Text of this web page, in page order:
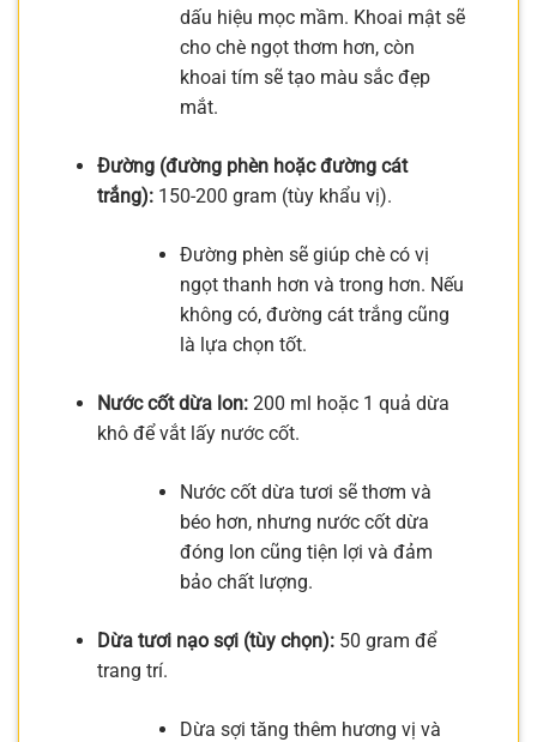
dấu hiệu mọc mầm. Khoai mật sẽ
cho chè ngọt thơm hơn, còn
khoai tím sẽ tạo màu sắc đẹp
mắt.
Đường (đường phèn hoặc đường cát
trắng):150-200 gram (tùy khẩu vị).
Đường phèn sẽ giúp chè có vị
ngọt thanh hơn và trong hơn. Nếu
không có, đường cát trắng cũng
là lựa chọn tốt.
Nước cốt dừa lon:200 ml hoặc 1 quả dừa
khô để vắt lấy nước cốt.
Nước cốt dừa tươi sẽ thơm và
béo hơn, nhưng nước cốt dừa
đóng lon cũng tiện lợi và đảm
bảo chất lượng.
Dừa tươi nạo sợi (tùy chọn):50 gram để
trang trí.
Dừa sợi tăng thêm hương vị và